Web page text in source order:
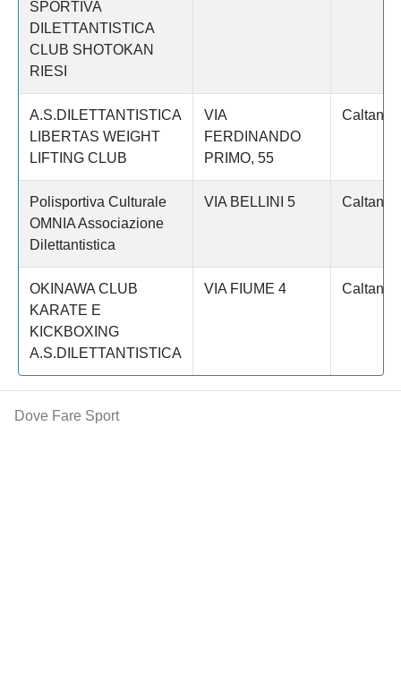
SPORTIVA
DILETTANTISTICA
CLUB SHOTOKAN
RIESI
A.S.DILETTANTISTICA
LIBERTAS WEIGHT
LIFTING CLUB
VIA
FERDINANDO
PRIMO, 55
Polisportiva Culturale
OMNIA Associazione
Dilettantistica
VIA BELLINI 5
OKINAWA CLUB
KARATE E
KICKBOXING
A.S.DILETTANTISTICA
VIA FIUME 4
Dove Fare Sport